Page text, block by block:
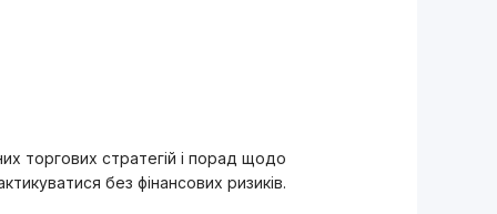
торгових стратегій і порад щодо
без фінансових ризиків.